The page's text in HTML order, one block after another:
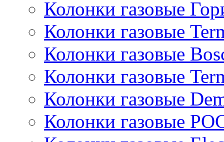
Колонки газовые
Колонки газовые
Колонки газовые
Колонки газовые
Колонки газовые
Колонки газовые